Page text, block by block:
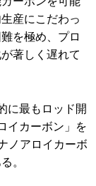
産にこだわっ
を極め、プロ
著しく遅れて
に最もロッド開
イカーボン」を
ノアロイカーボ
。